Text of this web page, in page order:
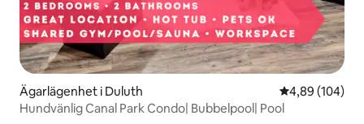
Ägarlägenhet i Duluth 4,89 av 5 i
4,89 (104)
Hundvänlig Canal Park Condo| Bubbelpool| Pool